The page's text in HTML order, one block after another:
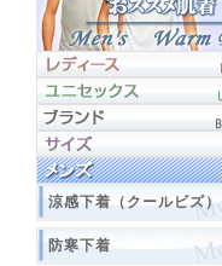
涼感下着（クールビズ）
防寒下着